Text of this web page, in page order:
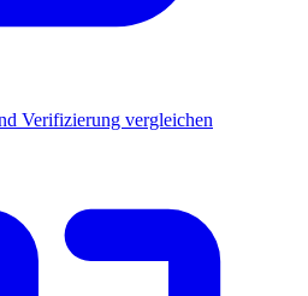
Verifizierung vergleichen